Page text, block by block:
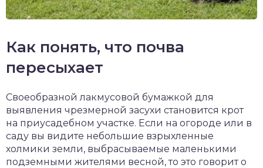
Как понять, что почва
пересыхает
Своеобразной лакмусовой бумажкой для
выявления чрезмерной засухи становится крот
на приусадебном участке. Если на огороде или в
саду вы видите небольшие взрыхленные
холмики земли, выбрасываемые маленькими
подземными жителями весной, то это говорит о